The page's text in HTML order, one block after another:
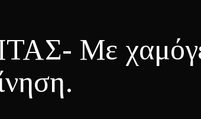
Με